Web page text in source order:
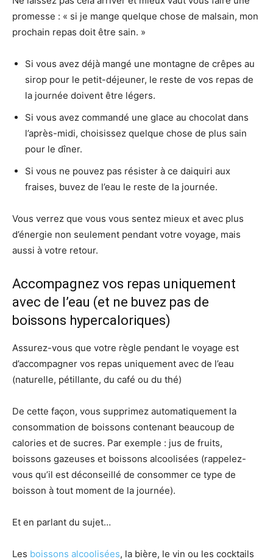
promesse : « si je mange quelque chose de malsain, mon
prochain repas doit être sain. »
Si vous avez déjà mangé une montagne de crêpes au
sirop pour le petit-déjeuner, le reste de vos repas de
la journée doivent être légers.
Si vous avez commandé une glace au chocolat dans
l’après-midi, choisissez quelque chose de plus sain
pour le dîner.
Si vous ne pouvez pas résister à ce daiquiri aux
fraises, buvez de l’eau le reste de la journée.
Vous verrez que vous vous sentez mieux et avec plus
d’énergie non seulement pendant votre voyage, mais
aussi à votre retour.
Accompagnez vos repas uniquement
avec de l’eau (et ne buvez pas de
boissons hypercaloriques)
Assurez-vous que votre règle pendant le voyage est
d’accompagner vos repas uniquement avec de l’eau
(naturelle, pétillante, du café ou du thé)
De cette façon, vous supprimez automatiquement la
consommation de boissons contenant beaucoup de
calories et de sucres. Par exemple : jus de fruits,
boissons gazeuses et boissons alcoolisées (rappelez-
vous qu’il est déconseillé de consommer ce type de
boisson à tout moment de la journée).
Et en parlant du sujet…
Les boissons alcoolisées, la bière, le vin ou les cocktails